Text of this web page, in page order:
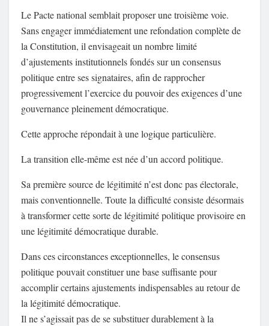
Le Pacte national semblait proposer une troisième voie.
Sans engager immédiatement une refondation complète de
la Constitution, il envisageait un nombre limité
d’ajustements institutionnels fondés sur un consensus
politique entre ses signataires, afin de rapprocher
progressivement l’exercice du pouvoir des exigences d’une
gouvernance pleinement démocratique.
Cette approche répondait à une logique particulière.
La transition elle-même est née d’un accord politique.
Sa première source de légitimité n’est donc pas électorale,
mais conventionnelle. Toute la difficulté consiste désormais
à transformer cette sorte de légitimité politique provisoire en
une légitimité démocratique durable.
Dans ces circonstances exceptionnelles, le consensus
politique pouvait constituer une base suffisante pour
accomplir certains ajustements indispensables au retour de
la légitimité démocratique.
Il ne s’agissait pas de se substituer durablement à la